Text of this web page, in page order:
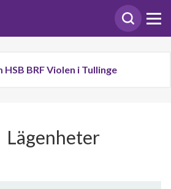
HSB BRF Violen i Tullinge
Lägenheter